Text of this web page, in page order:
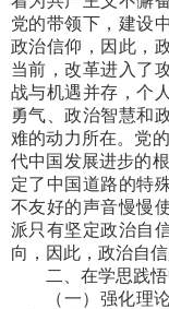
党的带领下，建设
政治信仰，因此，
当前，改革进入了
战与机遇并存，个
勇气、政治智慧和
难的动力所在。党
代中国发展进步的
定了中国道路的特
不友好的声音慢慢
派只有坚定政治自
向，因此，政治自
二、在学思践
（一）强化理